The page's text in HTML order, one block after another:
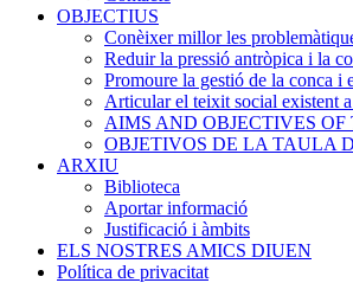
OBJECTIUS
Conèixer millor les
Reduir la pressió antròpica i la
Promoure la gestió de la conca i
Articular el teixit social existent
AIMS AND OBJECTIVES
OBJETIVOS DE LA TAULA
ARXIU
Biblioteca
Aportar informació
Justificació i àmbits
ELS NOSTRES AMICS DIUEN
Política de privacitat